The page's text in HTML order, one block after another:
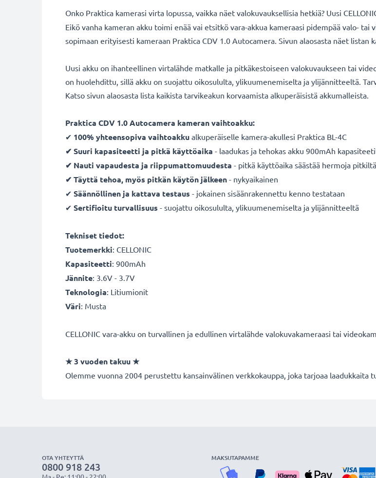
Onko Praktica kamerasi virta lopussa, vaikka näet valokuvauksellisia hetkiä? Uusi
Eikö vanha kameran akku toimi enää vai etsitkö vara-akkua kameraasi pidempää valo- tai
sopimaan erityisesti kameraan Praktica CDV 1.0 Autocamera. Sivun alaosasta näet listan
Uusi akku on ihanteellinen virtalähde matkalle ja pitkäkestoiseen valokuvaukseen tai
on huolehdittu, sillä akku on suojattu oikosululta, ylikuumenemiselta ja ylijännitteeltä.
Katso sivun alaosasta lista kaikista tarvikeakun korvaamista alkuperäisistä akkumalleista.
Praktica CDV 1.0 Autocamera kameran vaihtoakku:
✔ 100% yhteensopiva vaihtoakku alkuperäiselle kamera-akullesi Praktica BL-4C
✔ Suuri kapasiteetti ja pitkä käyttöaika - laadukas ja tehokas akku 900mAh
✔ Nauti vapaudesta ja riippumattomuudesta - pitkä käyttöaika säästää hermoja
✔ Täyttä tehoa, myös pitkän käytön jälkeen - nykyaikainen
✔ Säännöllinen ja kattava testaus - jokainen sisäänrakennettu kenno testataan
✔ Sertifioitu turvallisuus - suojattu oikosululta, ylikuumenemiselta ja ylijännitteeltä
Tekniset tiedot:
Tuotemerkki: CELLONIC
Kapasiteetti: 900mAh
Jännite: 3.6V - 3.7V
Teknologia: Litiumionit
Väri: Musta
CELLONIC vara-akku on turvallinen ja edullinen virtalähde valokuvakameraasi tai
★3 vuoden takuu★
Olemme vuonna 2004 perustettu kansainvälinen verkkokauppa, joka tarjoaa
OTA YHTEYTTÄ
0800 918 243
MAKSUTAPAMME